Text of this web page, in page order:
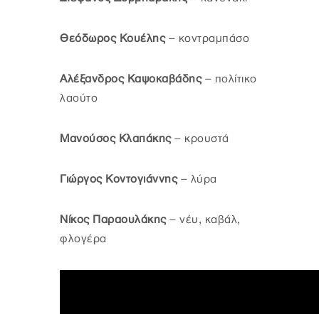
Θεόδωρος Κουέλης– κοντραμπάσο
Αλέξανδρος Καψοκαβάδης – πολίτικο
λαούτο
Μανούσος Κλαπάκης – κρουστά
Γιώργος Κοντογιάννης– λύρα
Νίκος Παραουλάκης– νέυ, καβάλ,
φλογέρα